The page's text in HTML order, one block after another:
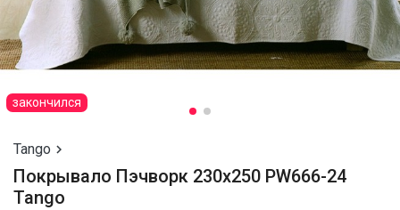
закончился
Tango 
Покрывало Пэчворк 230х250 PW666-24
Tango